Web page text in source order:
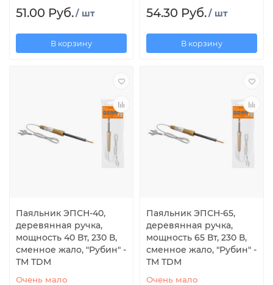
51.00 Руб./ шт
В корзину
54.30 Руб./ шт
В корзину
Паяльник ЭПСН-40,
деревянная ручка,
мощность 40 Вт, 230 В,
сменное жало, "Рубин" -
ТМ TDM
Очень мало
Паяльник ЭПСН-65,
деревянная ручка,
мощность 65 Вт, 230 В,
сменное жало, "Рубин" -
ТМ TDM
Очень мало